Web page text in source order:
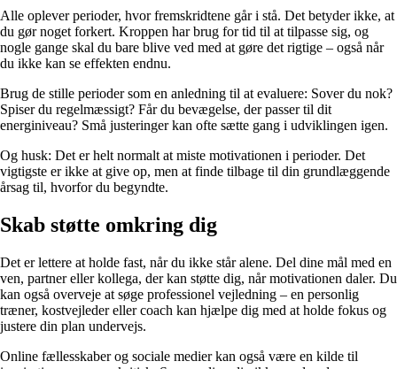
Alle oplever perioder, hvor fremskridtene går i stå. Det betyder ikke, at
du gør noget forkert. Kroppen har brug for tid til at tilpasse sig, og
nogle gange skal du bare blive ved med at gøre det rigtige – også når
du ikke kan se effekten endnu.
Brug de stille perioder som en anledning til at evaluere: Sover du nok?
Spiser du regelmæssigt? Får du bevægelse, der passer til dit
energiniveau? Små justeringer kan ofte sætte gang i udviklingen igen.
Og husk: Det er helt normalt at miste motivationen i perioder. Det
vigtigste er ikke at give op, men at finde tilbage til din grundlæggende
årsag til, hvorfor du begyndte.
Skab støtte omkring dig
Det er lettere at holde fast, når du ikke står alene. Del dine mål med en
ven, partner eller kollega, der kan støtte dig, når motivationen daler. Du
kan også overveje at søge professionel vejledning – en personlig
træner, kostvejleder eller coach kan hjælpe dig med at holde fokus og
justere din plan undervejs.
Online fællesskaber og sociale medier kan også være en kilde til